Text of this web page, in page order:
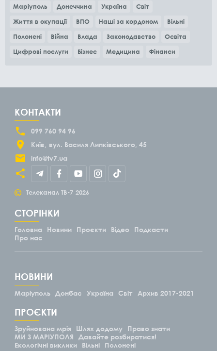
Маріуполь Донеччина Україна
Світ
Життя в окупації
ВПО Наші за кордоном
Вільні
Полонені
Війна Влада Законодавство
Освіта
Цифрові послуги
Бізнес Медицина Фінанси
КОНТАКТИ
099 760 94 96
Київ
вул. Василя Липківського, 45
info@tv7.ua
© Телеканал ТВ-7 2026
СТОРІНКИ
Головна Новини Проєкти Відео
Подкасти
Про нас
НОВИНИ
Маріуполь Донбас Україна Світ Архив 2017-2021
ПРОЄКТИ
Зруйнована мрія Шлях додому
Право знати
МИ З МАРІУПОЛЯ
Давайте розбиратися!
Екологічні виклики
Вільні Полонені